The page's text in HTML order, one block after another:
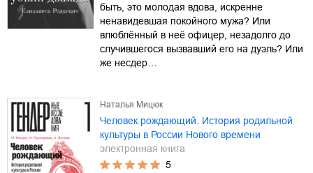
быть, это молодая вдова, искренне
ненавидевшая покойного мужа? Или
влюблённый в неё офицер, незадолго до
случившегося вызвавший его на дуэль? Или
же несдер…
Наталья Мицюк
Человек рождающий. История родильной
культуры в России Нового времени
электронная книга
5